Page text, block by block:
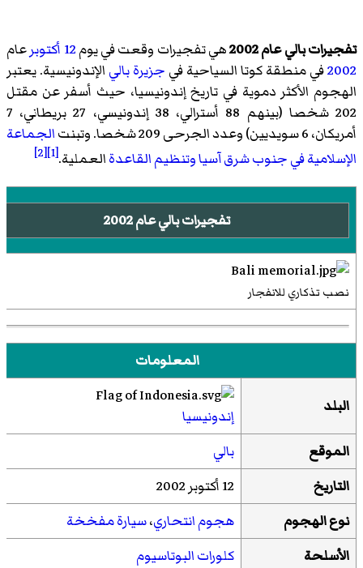
تفجيرات بالي عام 2002 هي تفجيرات وقعت في يوم12 أكتوبر
عام
2002في منطقة كوتا السياحية في جزيرة بالي الإندونيسية. يعتبر
الهجوم الأكثر دموية في تاريخ إندونيسيا، حيث أسفر عن مقتل
202 شخصا (بينهم 88 أسترالي، 38 إندونيسي، 27 بريطاني، 7
أمريكان، 6 سويديين) وعدد الجرحى 209 شخصا. وتبنت
الجماعة
الإسلامية في جنوب شرق آسياوتنظيم القاعدةالعملية.[1]
[2]
تفجيرات بالي عام 2002
نصب تذكاري للانفجار
المعلومات
البلد
إندونيسيا
الموقع
بالي
التاريخ
12 أكتوبر 2002
نوع الهجوم
هجوم انتحاري،سيارة مفخخة
الأسلحة
كلورات البوتاسيوم